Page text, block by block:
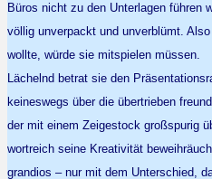
Büros nicht zu den Unterlagen führen
völlig unverpackt und unverblümt.
wollte, würde sie mitspielen müssen.
Lächelnd betrat sie den
keineswegs über die übertrieben
der mit einem Zeigestock großspurig
wortreich seine Kreativität
grandios – nur mit dem Unterschied,